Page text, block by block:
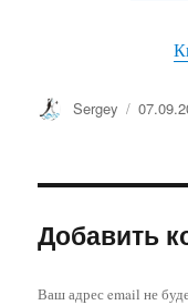
Автор
Sergey
Добавить
Ваш адрес email не